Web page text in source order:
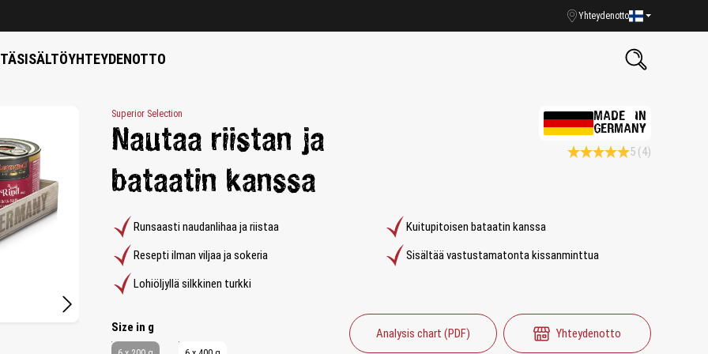
Yhteydenotto
SISÄLTÖYHTEYDENOTTO
Superior Selection
Nautaa riistan ja
bataatin kanssa
MADE IN
GERMANY
5 (4)
Runsaasti naudanlihaa ja riistaa
Kuitupitoisen bataatin kanssa
Resepti ilman viljaa ja sokeria
Sisältää vastustamatonta kissanminttua
Lohiöljyllä silkkinen turkki
Select
Size in g Analysis chart (PDF) Yhteydenotto